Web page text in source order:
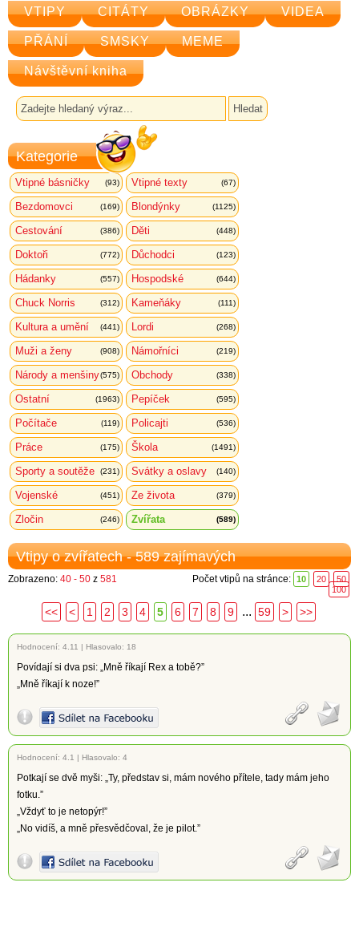
VTIPY CITÁTY OBRÁZKY VIDEA
PŘÁNÍ SMSKY MEME
Návštěvní kniha
Kategorie
Vtipné básničky (93) Vtipné texty (67)
Bezdomovci (169) Blondýnky (1125)
Cestování (386) Děti (448)
Doktoři (772) Důchodci (123)
Hádanky (557) Hospodské (644)
Chuck Norris (312) Kameňáky (111)
Kultura a umění (441) Lordi (268)
Muži a ženy (908) Námořníci (219)
Národy a menšiny(575) Obchody (338)
Ostatní (1963) Pepíček (595)
Počítače (119) Policajti (536)
Práce (175) Škola (1491)
Sporty a soutěže (231) Svátky a oslavy (140)
Vojenské (451) Ze života (379)
Zločin (246) Zvířata (589)
Vtipy o zvířatech - 589 zajímavých
Zobrazeno: 40 - 50 z 581 Počet vtipů na stránce: 10 20
50
100
<< < 1 2 3 4 5 6 7 8 9 ... 59 > >>
Hodnocení: 4.11 | Hlasovalo: 18
Povídají si dva psi: „Mně říkají Rex a tobě?”
„Mně říkají k noze!”
Hodnocení: 4.1 | Hlasovalo: 4
Potkají se dvě myši: „Ty, představ si, mám nového přítele, tady mám jeho
fotku.”
„Vždyť to je netopýr!”
„No vidíš, a mně přesvědčoval, že je pilot.”